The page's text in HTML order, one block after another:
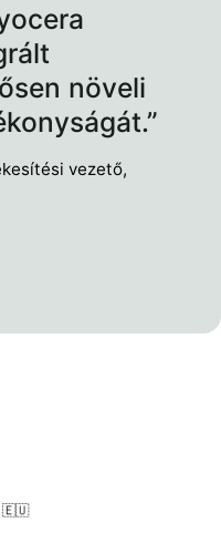
növeli
vezető,
🇪🇺